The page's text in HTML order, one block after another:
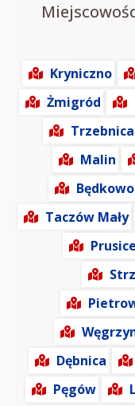
Kryniczno
Żmigród
Trzebnica
Malin
Będkowo
Taczów Mały
Prusice
Dębnica
Pęgów